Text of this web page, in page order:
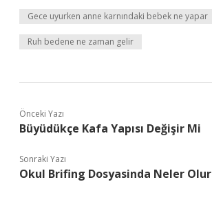
Gece uyurken anne karnındaki bebek ne yapar
Ruh bedene ne zaman gelir
Önceki Yazı
Büyüdükçe Kafa Yapısı Değişir Mi
Sonraki Yazı
Okul Brifing Dosyasinda Neler Olur